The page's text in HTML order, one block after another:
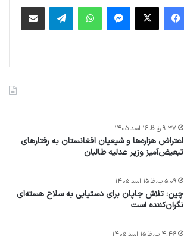
فیس بوک پیام رسان واتس آپ
اعتراض هزاره‌ها و شیعیان افغانستان به رفتارهای
تبعیض‌آمیز وزیر عدلیه طالبان
۹:۳۷ ق.ظ ۱۶ اسد ۱۴۰۵
چین: تلاش جاپان برای دستیابی به سلاح هسته‌ای
نگران‌کننده است
۵:۰۹ ب.ظ ۱۵ اسد ۱۴۰۵